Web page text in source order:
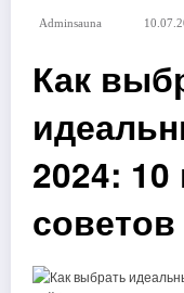
Adminsauna
Как
2024: